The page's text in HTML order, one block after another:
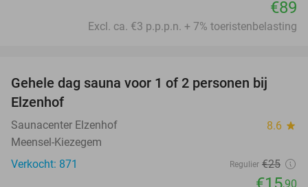
€89
Excl. ca. €3 p.p.p.n. + 7% toeristenbelasting
36%
Gehele dag sauna voor 1 of 2 personen bij
Elzenhof
Saunacenter Elzenhof 8.6 star
Meensel-Kiezegem
Verkocht: 871
Regulier €25
,90